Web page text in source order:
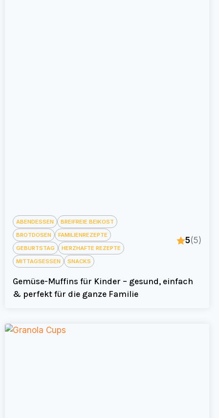
ABENDESSEN
BREIFREIE BEIKOST
BROTDOSEN
FAMILIENREZEPTE
GEBURTSTAG
HERZHAFTE REZEPTE
MITTAGSESSEN
SNACKS
5(5)
Gemüse-Muffins für Kinder – gesund, einfach
& perfekt für die ganze Familie